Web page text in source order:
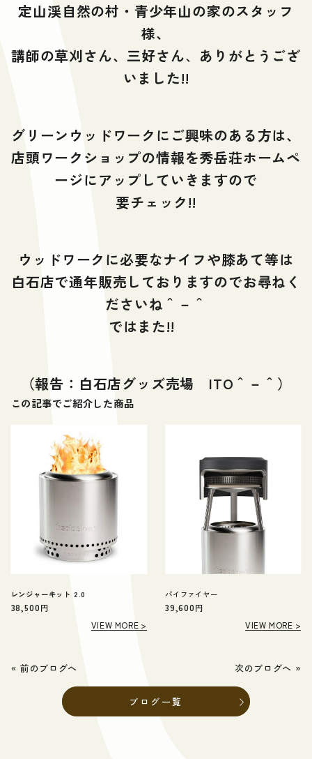
定山渓自然の村・青少年山の家のスタッフ
様、
講師の草刈さん、三好さん、 ありがとうござ
いました!!
グリーンウッドワークにご興味のある方は、
店頭ワークショップの情報を秀岳荘ホームペ
ージにアップしていきますので
要チェック!!
ウッドワークに必要なナイフや膝あて等は
白石店で通年販売しておりますのでお尋ねく
ださいね＾－＾
ではまた!!
（報告：白石店グッズ売場 ITO＾－＾）
この記事でご紹介した商品
レンジャーキット 2.0
38,500円
VIEW MORE
パイファイヤー
39,600円
VIEW MORE
« 前のブログへ
ブログ一覧
次のブログへ »